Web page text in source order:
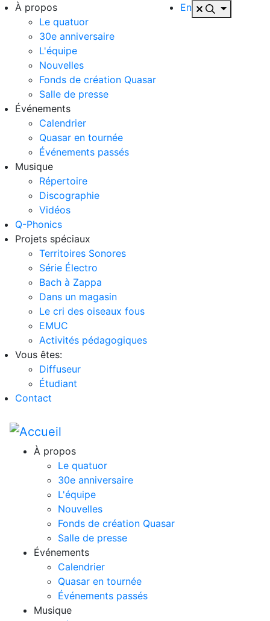
À propos
Le quatuor
30e anniversaire
L'équipe
Nouvelles
Fonds de création Quasar
Salle de presse
Événements
Calendrier
Quasar en tournée
Événements passés
Musique
Répertoire
Discographie
Vidéos
Q-Phonics
Projets spéciaux
Territoires Sonores
Série Électro
Bach à Zappa
Dans un magasin
Le cri des oiseaux fous
EMUC
Activités pédagogiques
Vous êtes:
Diffuseur
Étudiant
Contact
En
À propos
Le quatuor
30e anniversaire
L'équipe
Nouvelles
Fonds de création Quasar
Salle de presse
Événements
Calendrier
Quasar en tournée
Événements passés
Musique